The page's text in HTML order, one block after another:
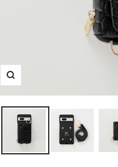
ズ